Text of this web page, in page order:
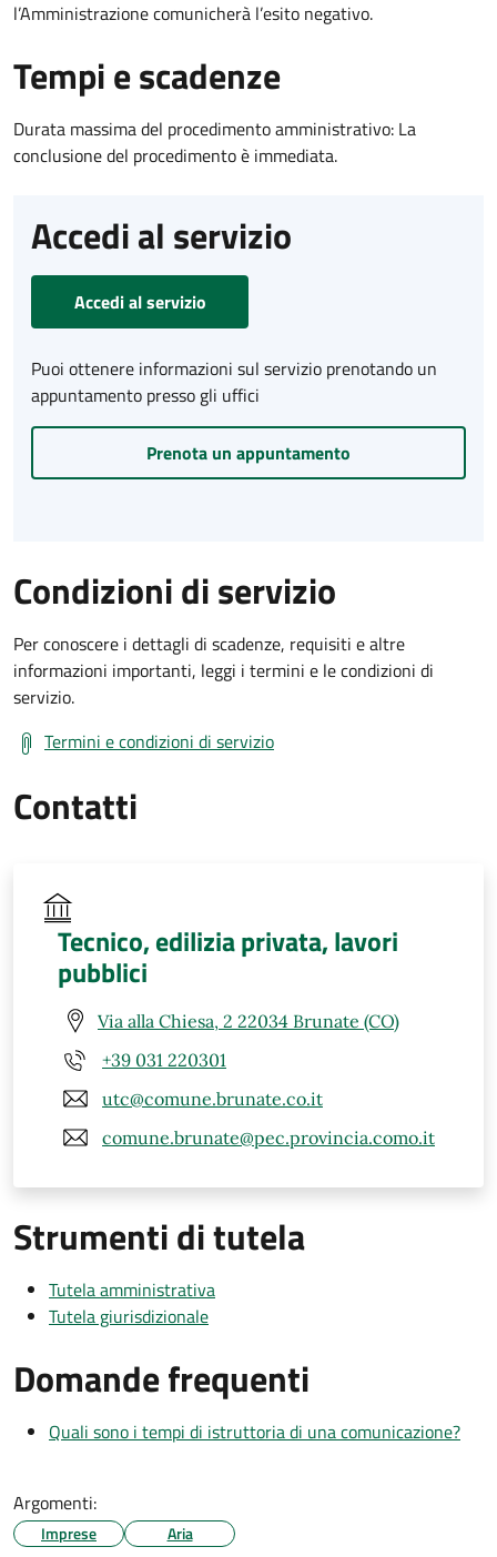
l’Amministrazione comunicherà l’esito negativo.
Tempi e scadenze
Durata massima del procedimento amministrativo: La
conclusione del procedimento è immediata.
Accedi al servizio
Accedi al servizio
Puoi ottenere informazioni sul servizio prenotando un
appuntamento presso gli uffici
Prenota un appuntamento
Condizioni di servizio
Per conoscere i dettagli di scadenze, requisiti e altre
informazioni importanti, leggi i termini e le condizioni di
servizio.
Termini e condizioni di servizio
Contatti
Tecnico, edilizia privata, lavori
pubblici
Via alla Chiesa, 2 22034 Brunate (CO)
+39 031 220301
utc@comune.brunate.co.it
comune.brunate@pec.provincia.como.it
Strumenti di tutela
Tutela amministrativa
Tutela giurisdizionale
Domande frequenti
Quali sono i tempi di istruttoria di una comunicazione?
Argomenti:
Imprese Aria